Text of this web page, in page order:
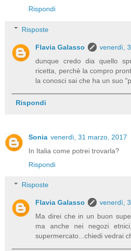
Rispondi
Risposte
Flavia Galasso
venerdì,
dunque credo dia quello
ricetta, perchè la compro
la conosci sai che ha un suo
Rispondi
Sonia venerdì, 31 marzo, 2017
In Italia come potrei trovarla?
Rispondi
Risposte
Flavia Galasso
venerdì,
Ma direi che in un buon
ma anche nei negozi
supermercato...chiedi vedrai